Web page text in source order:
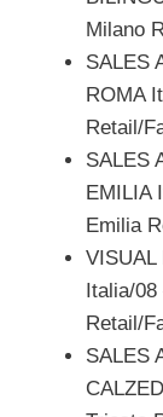
Milano
SALES
ROMA
Retail/
SALES
EMILIA
Emilia
VISUAL
Italia/08
Retail/
SALES